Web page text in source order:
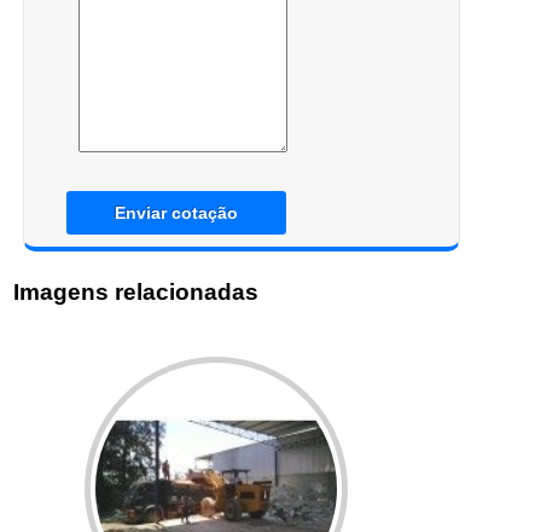
Enviar cotação
Imagens relacionadas